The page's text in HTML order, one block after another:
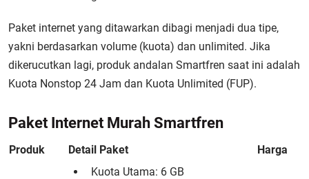
Paket internet yang ditawarkan dibagi menjadi dua tipe,
yakni berdasarkan volume (kuota) dan unlimited. Jika
dikerucutkan lagi, produk andalan Smartfren saat ini adalah
Kuota Nonstop 24 Jam dan Kuota Unlimited (FUP).
Paket Internet Murah Smartfren
Produk Detail Paket Harga
Kuota Utama: 6 GB